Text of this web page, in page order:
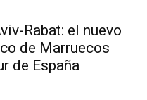
Rabat: el nuevo
de Marruecos
de España